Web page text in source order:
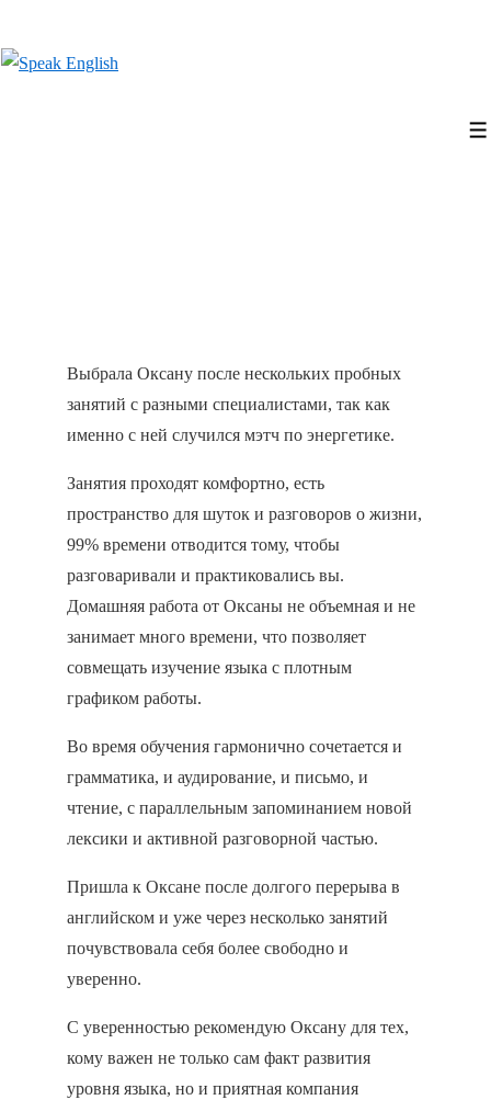
Перейти
Выбрала Оксану после нескольких пробных
занятий с разными специалистами, так как
именно с ней случился мэтч по энергетике.
Занятия проходят комфортно, есть
пространство для шуток и разговоров о жизни,
99% времени отводится тому, чтобы
разговаривали и практиковались вы.
Домашняя работа от Оксаны не объемная и не
занимает много времени, что позволяет
совмещать изучение языка с плотным
графиком работы.
Во время обучения гармонично сочетается и
грамматика, и аудирование, и письмо, и
чтение, с параллельным запоминанием новой
лексики и активной разговорной частью.
Пришла к Оксане после долгого перерыва в
английском и уже через несколько занятий
почувствовала себя более свободно и
уверенно.
С уверенностью рекомендую Оксану для тех,
кому важен не только сам факт развития
уровня языка, но и приятная компания